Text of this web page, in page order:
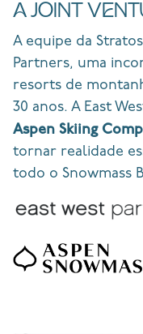
A JOINT
A equipe da
Partners, uma
resorts de
30 anos. A East
Aspen Skiing
tornar realidade
todo o Snowmass